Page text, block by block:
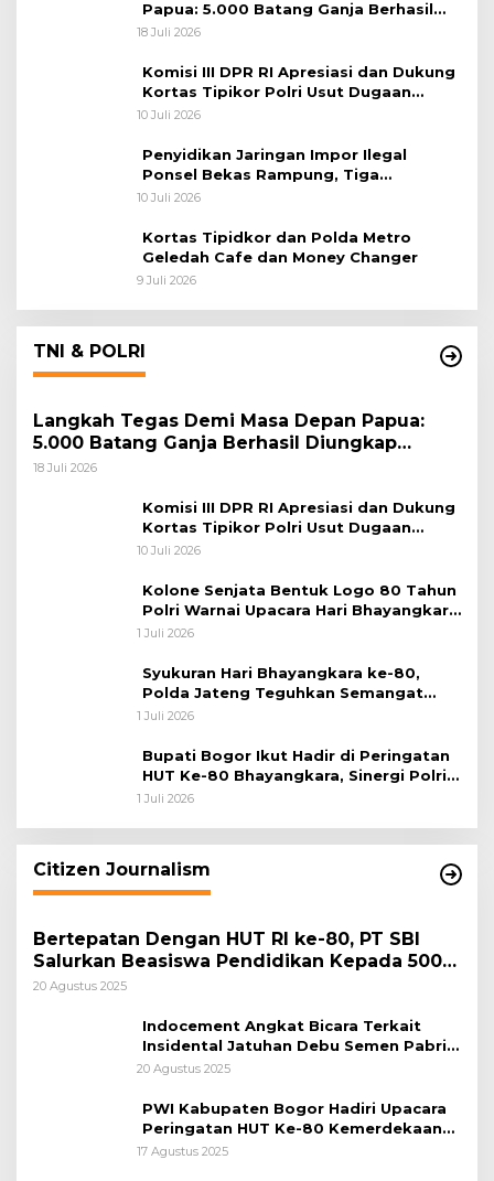
Papua: 5.000 Batang Ganja Berhasil
Diungkap Koops TNI Habema
18 Juli 2026
Komisi III DPR RI Apresiasi dan Dukung
Kortas Tipikor Polri Usut Dugaan
Korupsi Batu Bara
10 Juli 2026
Penyidikan Jaringan Impor Ilegal
Ponsel Bekas Rampung, Tiga
Tersangka Sudah P-21 dan Satu Buron
10 Juli 2026
Kortas Tipidkor dan Polda Metro
Geledah Cafe dan Money Changer
9 Juli 2026
TNI & POLRI
Langkah Tegas Demi Masa Depan Papua:
5.000 Batang Ganja Berhasil Diungkap
Koops TNI Habema
18 Juli 2026
Komisi III DPR RI Apresiasi dan Dukung
Kortas Tipikor Polri Usut Dugaan
Korupsi Batu Bara
10 Juli 2026
Kolone Senjata Bentuk Logo 80 Tahun
Polri Warnai Upacara Hari Bhayangkara
ke-80
1 Juli 2026
Syukuran Hari Bhayangkara ke-80,
Polda Jateng Teguhkan Semangat
Pengabdian dan Pererat Kebersamaan
1 Juli 2026
Bupati Bogor Ikut Hadir di Peringatan
HUT Ke-80 Bhayangkara, Sinergi Polri
dan Pemkab Bogor Jadi Kunci Menjaga
1 Juli 2026
Citizen Journalism
Bertepatan Dengan HUT RI ke-80, PT SBI
Salurkan Beasiswa Pendidikan Kepada 500
Pelajar
20 Agustus 2025
Indocement Angkat Bicara Terkait
Insidental Jatuhan Debu Semen Pabrik
Citeureup
20 Agustus 2025
PWI Kabupaten Bogor Hadiri Upacara
Peringatan HUT Ke-80 Kemerdekaan
RI, di Lapangan Tegar Beriman
17 Agustus 2025